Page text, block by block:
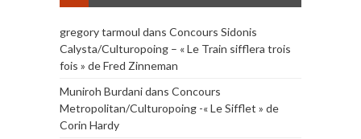
gregory tarmoul dans Concours Sidonis
Calysta/Culturopoing – « Le Train sifflera trois
fois » de Fred Zinneman
Muniroh Burdanidans Concours
Metropolitan/Culturopoing -« Le Sifflet » de
Corin Hardy